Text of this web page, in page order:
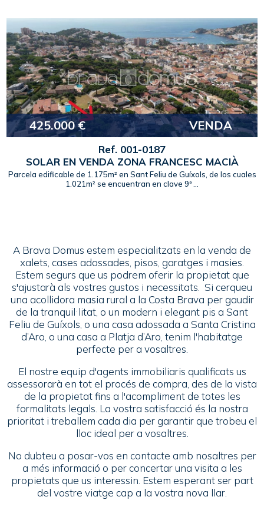
425.000 € VENDA
Ref. 001-0187
SOLAR EN VENDA ZONA FRANCESC MACIÀ
Parcela edificable de 1.175m² en Sant Feliu de Guíxols, de los cuales
1.021m² se encuentran en clave 9ª ...
A Brava Domus estem especialitzats en la venda de
xalets, cases adossades, pisos, garatges i masies.
Estem segurs que us podrem oferir la propietat que
s'ajustarà als vostres gustos i necessitats. Si cerqueu
una acollidora masia rural a la Costa Brava per gaudir
de la tranquil·litat, o un modern i elegant pis a Sant
Feliu de Guíxols, o una casa adossada a Santa Cristina
d’Aro, o una casa a Platja d’Aro, tenim l'habitatge
perfecte per a vosaltres.
El nostre equip d'agents immobiliaris qualificats us
assessorarà en tot el procés de compra, des de la vista
de la propietat fins a l'acompliment de totes les
formalitats legals. La vostra satisfacció és la nostra
prioritat i treballem cada dia per garantir que trobeu el
lloc ideal per a vosaltres.
No dubteu a posar-vos en contacte amb nosaltres per
a més informació o per concertar una visita a les
propietats que us interessin. Estem esperant ser part
del vostre viatge cap a la vostra nova llar.